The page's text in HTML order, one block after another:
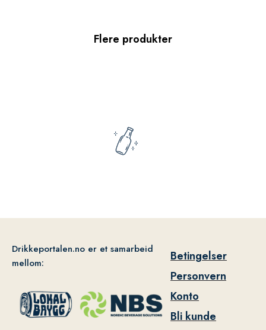
Flere produkter
Drikkeportalen.no er et samarbeid
mellom:
Betingelser
Personvern
Konto
Bli kunde